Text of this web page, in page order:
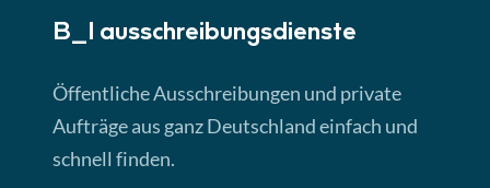
Lektion 3
► 4:31 Min
B_I ausschreibungs­dienste
Öffentliche Ausschreibungen und private
Aufträge aus ganz Deutschland einfach und
schnell finden.